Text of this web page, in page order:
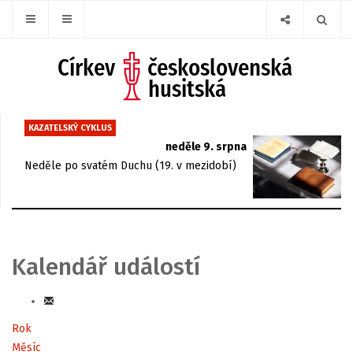
KAZATELSKÝ CYKLUS
neděle 9. srpna
Neděle po svatém Duchu (19. v mezidobí)
Kalendář událostí
Rok
Měsíc